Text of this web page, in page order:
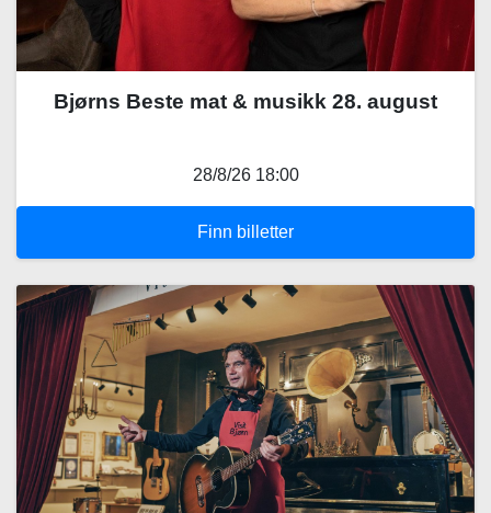
Bjørns Beste mat & musikk 28. august
28/8/26 18:00
Finn billetter